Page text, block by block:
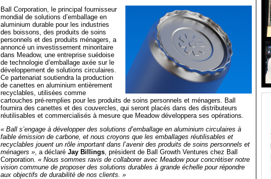
Ball Corporation, le principal fournisseur
mondial de solutions d’emballage en
aluminium durable pour les industries
des boissons, des produits de soins
personnels et des produits ménagers, a
annoncé un investissement minoritaire
dans Meadow, une entreprise suédoise
de technologie d’emballage axée sur le
développement de solutions circulaires.
Ce partenariat soutiendra la production
de canettes en aluminium entièrement
recyclables, utilisées comme
cartouches pré-remplies pour les produits de soins personnels et ménagers. Ball
fournira des canettes et des couvercles, qui seront placés dans des distributeurs
réutilisables et commercialisés à mesure que Meadow développera ses opérations.
« Ball s’engage à développer des solutions d’emballage en aluminium circulaires à
faible émission de carbone, et nous croyons que les emballages réutilisables et
recyclables jouent un rôle important dans l’avenir des produits de soins personnels et
ménagers », a déclaré Jay Billings, président de Ball Growth Ventures chez Ball
Corporation. « Nous sommes ravis de collaborer avec Meadow pour concrétiser notre
vision commune de proposer des solutions durables à grande échelle pour répondre
aux objectifs de durabilité de nos clients. »